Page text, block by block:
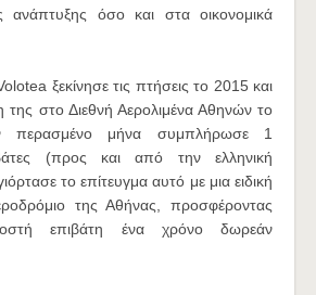
όσο και στα οικονομικά
ξεκίνησε τις πτήσεις το 2015 και
της στο Διεθνή Αερολιμένα Αθηνών το
περασμένο μήνα συμπλήρωσε 1
(προς και από την ελληνική
το επίτευγμα αυτό με μια ειδική
της Αθήνας, προσφέροντας
επιβάτη ένα χρόνο δωρεάν